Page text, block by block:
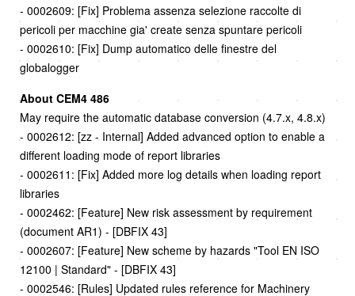
- 0002609: [Fix] Problema assenza selezione raccolte di
pericoli per macchine gia' create senza spuntare pericoli
- 0002610: [Fix] Dump automatico delle finestre del
globalogger
About CEM4 486
May require the automatic database conversion (4.7.x, 4.8.x)
- 0002612: [zz - Internal] Added advanced option to enable a
different loading mode of report libraries
- 0002611: [Fix] Added more log details when loading report
libraries
- 0002462: [Feature] New risk assessment by requirement
(document AR1) - [DBFIX 43]
- 0002607: [Feature] New scheme by hazards "Tool EN ISO
12100 | Standard" - [DBFIX 43]
- 0002546: [Rules] Updated rules reference for Machinery